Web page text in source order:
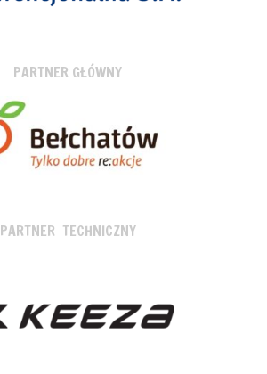
PARTNER GŁÓWNY
PARTNER TECHNICZNY